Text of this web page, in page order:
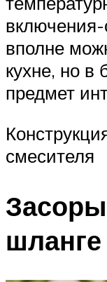
вполне
кухне, но в
предмет
смесителя
шланге